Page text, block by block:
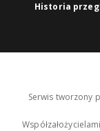
Historia
Serwis tworzony